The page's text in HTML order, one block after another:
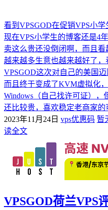
看到VPSGOD在促销VPS小
现在VPS小学生的博客还是4
卖这么贵还没倒闭啊，而且
越来越多生意也越来越好了，
VPSGOD这次对自己的美国
而且终于变成了KVM虚拟化
Windows（自己找许可证）
还比较贵，喜欢稳定老商家的
2023年11月24日 vps优惠码 暂
读全文
VPSGOD荷兰VPS